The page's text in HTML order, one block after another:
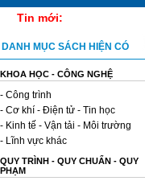
Tin mới:
DANH MỤC SÁCH HIỆN CÓ
KHOA HỌC - CÔNG NGHỆ
- Công trình
- Cơ khí - Điện tử - Tin học
- Kinh tế - Vận tải - Môi trường
- Lĩnh vực khác
QUY TRÌNH - QUY CHUẨN - QUY
PHẠM